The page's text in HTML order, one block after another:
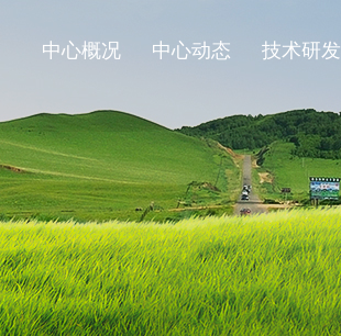
中心概况 中心动态 技术研发